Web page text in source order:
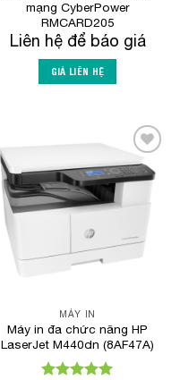
mạng CyberPower
RMCARD205
Liên hệ để báo giá
GIÁ LIÊN HỆ
Add to
Wishlist
MÁY IN
Máy in đa chức năng HP
LaserJet M440dn (8AF47A)